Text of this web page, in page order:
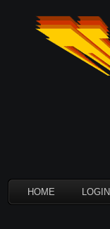
HOME LOGIN